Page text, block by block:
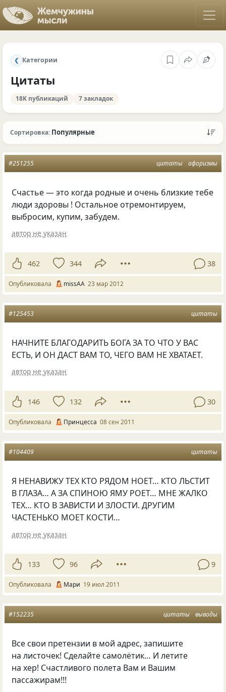
❮ Категории
Цитаты
18K публикаций 7 закладок
Сортировка: Популярные
цитаты афоризмы
#251255
Счастье — это когда родные и очень близкие тебе
люди здоровы ! Остальное отремонтируем,
выбросим, купим, забудем.
автор не указан
462 344 38
Опубликовала missAA 23 мар 2012
цитаты
#125453
НАЧНИТЕ БЛАГОДАРИТЬ БОГА ЗА ТО ЧТО У ВАС
ЕСТЬ, И ОН ДАСТ ВАМ ТО, ЧЕГО ВАМ НЕ ХВАТАЕТ.
автор не указан
146 132 30
Опубликовала Принцесса 08 сен 2011
цитаты
#104409
Я НЕНАВИЖУ ТЕХ КТО РЯДОМ НОЕТ… КТО ЛЬСТИТ
В ГЛАЗА… А ЗА СПИНОЮ ЯМУ РОЕТ… МНЕ ЖАЛКО
ТЕХ… КТО В ЗАВИСТИ И ЗЛОСТИ. ДРУГИМ
ЧАСТЕНЬКО МОЕТ КОСТИ…
автор не указан
133 96 9
Опубликовала Мари 19 июл 2011
цитаты выводы
#152235
Все свои претензии в мой адрес, запишите
на листочек! Сделайте самолётик… И летите
на хер! Счастливого полета Вам и Вашим
пассажирам!!!